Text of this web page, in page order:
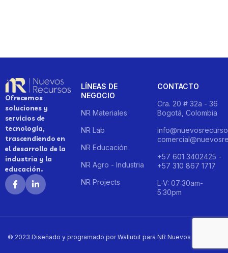
Ofrecemos
soluciones y
servicios de
tecnología,
trascendiendo en
el desarrollo de la
industria y la
educación.
LÍNEAS DE
NEGOCIO
NR Materiales
NR Lab
NR Educación
NR Agro - Industria
NR Projects
CONTACTO
Cra. 20 # 32a - 36
Bogotá, Colombia
+57 601 3402425 -
+57 310 867 1717
L-V: 07:30am-
5:30pm
© 2023 Diseñado y programado por Wallubit para NR Nuevos Recursos